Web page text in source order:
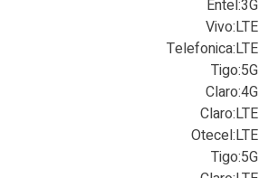
Entel:3G
Vivo:LTE
Telefonica:LTE
Tigo:5G
Claro:4G
Claro:LTE
Otecel:LTE
Tigo:5G